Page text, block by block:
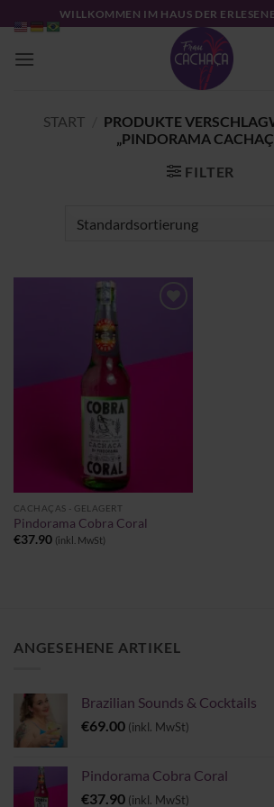
Inhalt
springen
WILLKOMMEN IM HAUS DER
START
PRODUKTE
„PINDORAMA
FILTER
CACHAÇAS - GELAGERT
Pindorama Cobra Coral
€37.90 (inkl. MwSt)
ANGESEHENE ARTIKEL
Brazilian Sounds & Cocktails
€69.00 (inkl. MwSt)
Pindorama Cobra Coral
€37.90 (inkl. MwSt)